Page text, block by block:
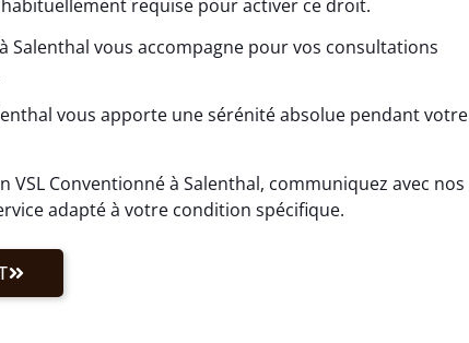
requise pour activer ce droit.
Salenthal vous accompagne pour vos consultations
vous apporte une sérénité absolue pendant votre
Conventionné à Salenthal, communiquez avec nos
adapté à votre condition spécifique.